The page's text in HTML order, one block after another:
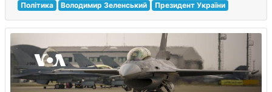
Політика Володимир Зеленський Президент України